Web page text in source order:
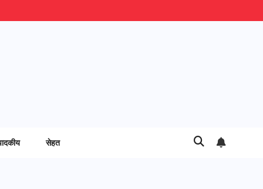
सेहत